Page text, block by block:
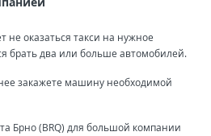
не оказаться такси на нужное
брать два или больше автомобилей.
закажете машину необходимой
Брно (BRQ) для большой компании